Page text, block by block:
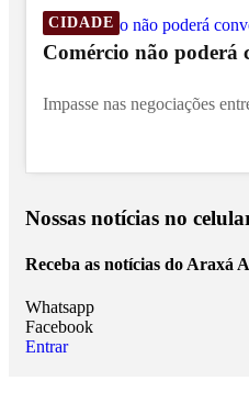
CIDADE
Comércio não poderá
Impasse nas negociações
Nossas notícias no
Receba as notícias do Araxá
Whatsapp
Facebook
Entrar